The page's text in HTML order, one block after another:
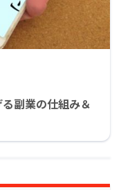
副業の仕組み＆